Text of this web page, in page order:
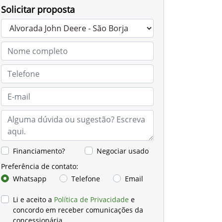
Solicitar proposta
Financiamento?
Negociar usado
Preferência de contato:
Whatsapp
Telefone Email
Li e aceito a Política de Privacidade e
concordo em receber comunicações da